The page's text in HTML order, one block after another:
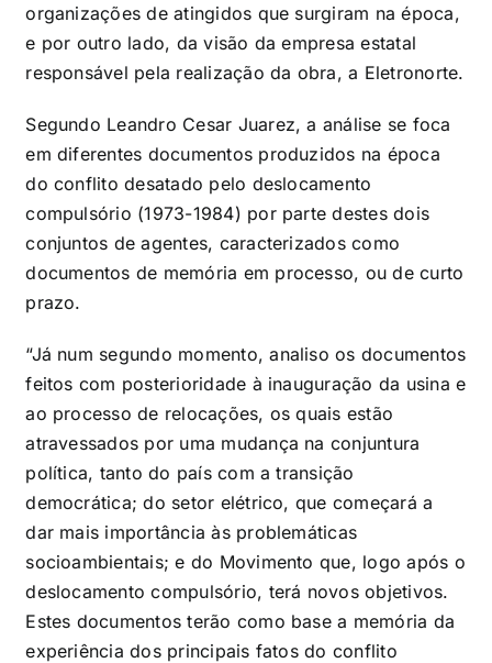
organizações de atingidos que surgiram na época,
e por outro lado, da visão da empresa estatal
responsável pela realização da obra, a Eletronorte.
Segundo Leandro Cesar Juarez, a análise se foca
em diferentes documentos produzidos na época
do conflito desatado pelo deslocamento
compulsório (1973-1984) por parte destes dois
conjuntos de agentes, caracterizados como
documentos de memória em processo, ou de curto
prazo.
“Já num segundo momento, analiso os documentos
feitos com posterioridade à inauguração da usina e
ao processo de relocações, os quais estão
atravessados por uma mudança na conjuntura
política, tanto do país com a transição
democrática; do setor elétrico, que começará a
dar mais importância às problemáticas
socioambientais; e do Movimento que, logo após o
deslocamento compulsório, terá novos objetivos.
Estes documentos terão como base a memória da
experiência dos principais fatos do conflito